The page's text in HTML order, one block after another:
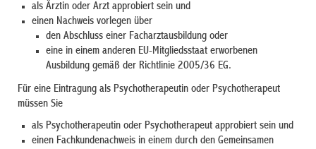
als Ärztin oder Arzt approbiert sein und
einen Nachweis vorlegen über
den Abschluss einer Facharztausbildung oder
eine in einem anderen EU-Mitgliedsstaat erworbenen
Ausbildung gemäß der Richtlinie 2005/36 EG.
Für eine Eintragung als Psychotherapeutin oder Psychotherapeut
müssen Sie
als Psychotherapeutin oder Psychotherapeut approbiert sein und
einen Fachkundenachweis in einem durch den Gemeinsamen